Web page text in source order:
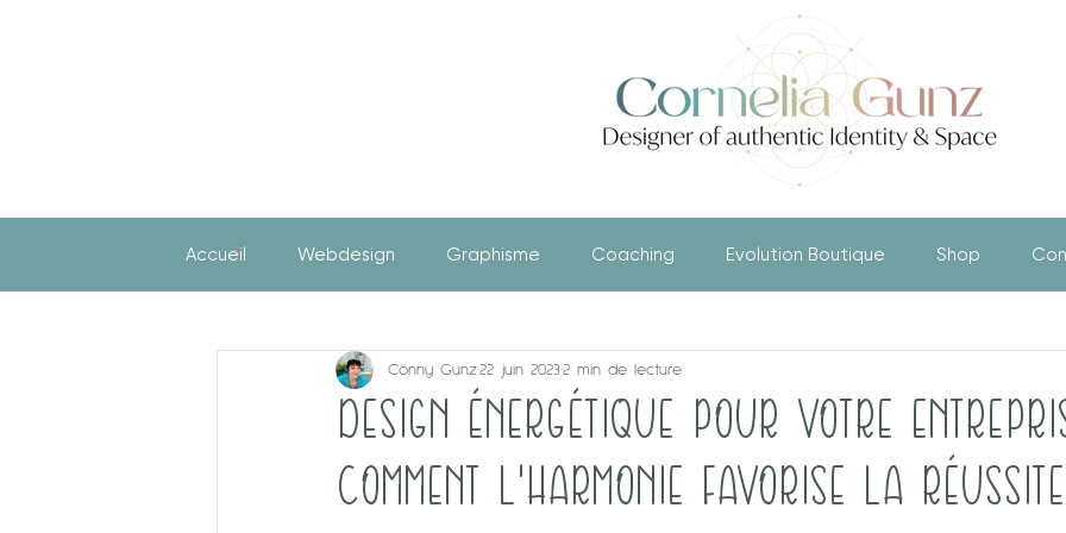
Accueil Webdesign Graphisme Coaching Evolution Boutique Shop
DESIGN ÉNERGÉTIQUE POUR VOTRE
COMMENT L'HARMONIE FAVORISE LA RÉUSSITE
Conny Gunz22 juin 20232 min de lecture